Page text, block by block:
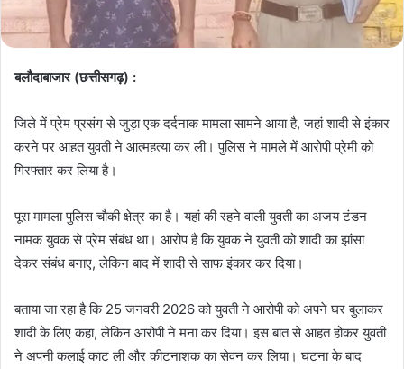
बलौदाबाजार (छत्तीसगढ़) :
जिले में प्रेम प्रसंग से जुड़ा एक दर्दनाक मामला सामने आया है, जहां शादी से इंकार
करने पर आहत युवती ने आत्महत्या कर ली। पुलिस ने मामले में आरोपी प्रेमी को
गिरफ्तार कर लिया है।
पूरा मामला पुलिस चौकी क्षेत्र का है। यहां की रहने वाली युवती का अजय टंडन
नामक युवक से प्रेम संबंध था। आरोप है कि युवक ने युवती को शादी का झांसा
देकर संबंध बनाए, लेकिन बाद में शादी से साफ इंकार कर दिया।
बताया जा रहा है कि 25 जनवरी 2026 को युवती ने आरोपी को अपने घर बुलाकर
शादी के लिए कहा, लेकिन आरोपी ने मना कर दिया। इस बात से आहत होकर युवती
ने अपनी कलाई काट ली और कीटनाशक का सेवन कर लिया। घटना के बाद